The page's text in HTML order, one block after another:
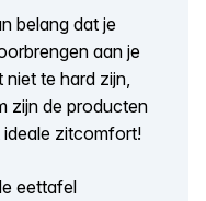
belang dat je
aan je
te hard zijn,
zijn de producten
zitcomfort!
eettafel